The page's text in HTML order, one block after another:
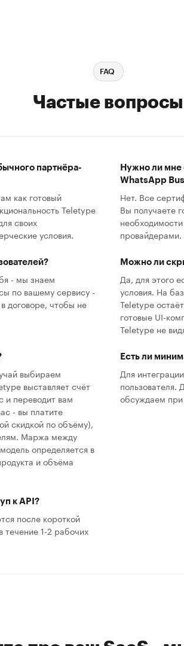
FAQ
Частые вопросы
партнёра-
как готовый
Teletype
своих
условия.
Нужно ли мне
WhatsApp
Нет. Все
Вы получаете
провайдерами.
- мы знаем
по вашему сервису -
договоре, чтобы не
Можно ли
Да, для этого
условия. На
Teletype
готовые UI-
Teletype не
выбираем
выставляет счёт
и переводит вам
- вы платите
скидкой по объёму),
Маржа между
определяется в
и объёма
Есть ли
Для
пользователя.
обсуждаем
к API?
после короткой
течение 1-2 рабочих